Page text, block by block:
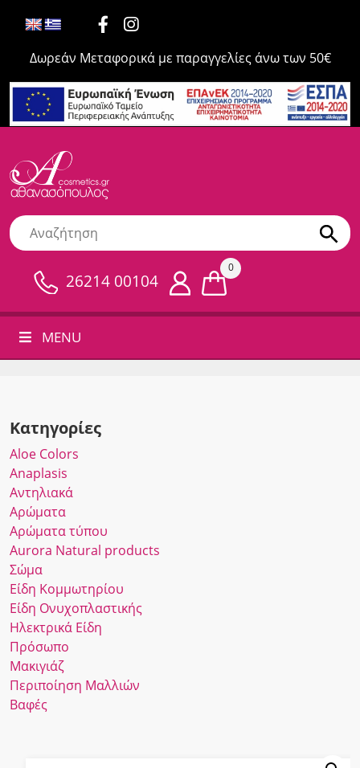
Δωρεάν Μεταφορικά με παραγγελίες άνω των 50€
26214 00104
0
MENU
Κατηγορίες
Αloe Colors
Anaplasis
Αντηλιακά
Αρώματα
Αρώματα τύπου
Αurora Νatural products
Σώμα
Είδη Κομμωτηρίου
Είδη Ονυχοπλαστικής
Ηλεκτρικά Είδη
Πρόσωπο
Μακιγιάζ
Περιποίηση Μαλλιών
Βαφές